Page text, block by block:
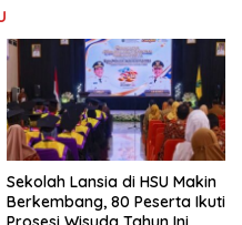
Sekolah Lansia di HSU Makin
Berkembang, 80 Peserta Ikuti